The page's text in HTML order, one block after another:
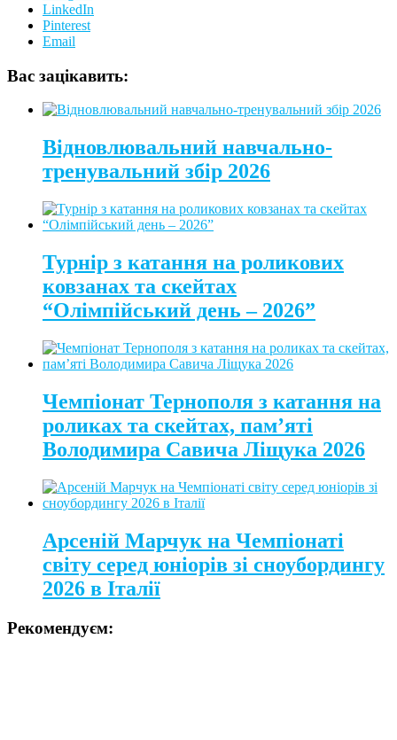
LinkedIn
Pinterest
Email
Вас зацікавить:
Відновлювальний навчально-
тренувальний збір 2026
Турнір з катання на роликових
ковзанах та скейтах
“Олімпійський день – 2026”
Чемпіонат Тернополя з катання на
роликах та скейтах, пам’яті
Володимира Савича Ліщука 2026
Арсеній Марчук на Чемпіонаті
світу серед юніорів зі сноубордингу
2026 в Італії
Рекомендуєм: